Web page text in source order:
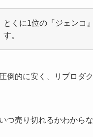
とくに1位の『ジェンコ
す。
倒的に安く、 リプロダ
いつ売り切れるかわから